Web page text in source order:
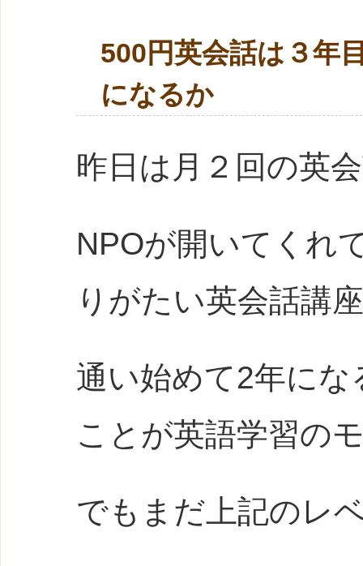
500円英会話は３年
になるか
昨日は月２回の英
NPOが開いてくれ
りがたい英会話講
通い始めて2年にな
ことが英語学習の
でもまだ上記のレ